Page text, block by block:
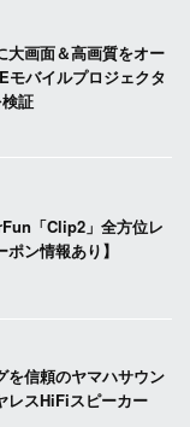
大画面＆高画質をオー
モバイルプロジェクタ
証
「Clip2」全方位レ
ン情報あり】
を信頼のヤマハサウン
レスHiFiスピーカー